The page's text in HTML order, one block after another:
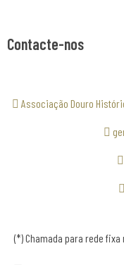
Contacte-nos
Associação Douro
(*) Chamada para rede fixa